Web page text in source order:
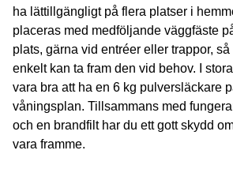
ha lättillgängligt på flera platser i
placeras med medföljande väggfäste
plats, gärna vid entréer eller trappor,
enkelt kan ta fram den vid behov. I
vara bra att ha en 6 kg pulversläckare
våningsplan. Tillsammans med
och en brandfilt har du ett gott skydd
vara framme.